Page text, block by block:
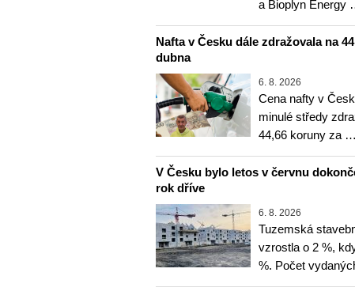
a Bioplyn Energy
Nafta v Česku dále zdražovala na
dubna
6. 8. 2026
Cena nafty v
minulé středy
44,66 koruny za …
V Česku bylo letos v červnu
rok dříve
6. 8. 2026
Tuzemská
vzrostla o 2 %,
%. Počet